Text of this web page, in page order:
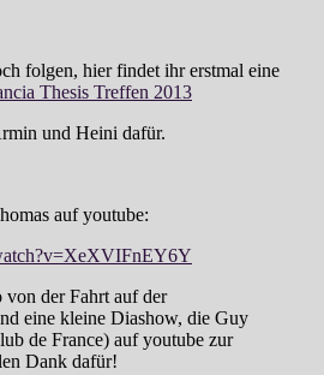
folgen, hier findet ihr erstmal eine
Thesis Treffen 2013
und Heini dafür.
auf youtube:
der Fahrt auf der
eine kleine Diashow, die Guy
de France) auf youtube zur
Dank dafür!